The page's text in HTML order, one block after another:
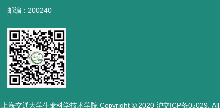
邮编：200240
上海交通大学生命科学技术学院 Copyright © 2020 沪交ICP备05029. All